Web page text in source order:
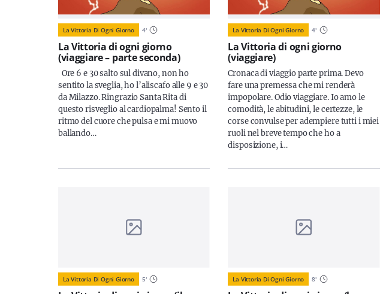
La Vittoria Di Ogni Giorno 4'
La Vittoria di ogni giorno
(viaggiare – parte seconda)
Ore 6 e 30 salto sul divano, non ho
sentito la sveglia, ho l’aliscafo alle 9 e 30
da Milazzo. Ringrazio Santa Rita di
questo risveglio al cardiopalma! Sento il
ritmo del cuore che pulsa e mi muovo
ballando…
La Vittoria Di Ogni Giorno 4'
La Vittoria di ogni giorno
(viaggiare)
Cronaca di viaggio parte prima. Devo
fare una premessa che mi renderà
impopolare. Odio viaggiare. Io amo le
comodità, le abitudini, le certezze, le
corse convulse per adempiere tutti i miei
ruoli nel breve tempo che ho a
disposizione, i…
La Vittoria Di Ogni Giorno 5' La Vittoria Di Ogni Giorno 8'